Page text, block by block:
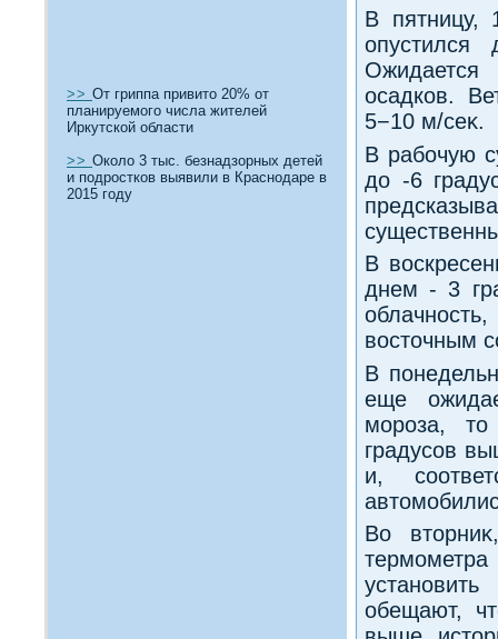
>> От гриппа привито 20% от
планируемого числа жителей
Иркутской области
>> Около 3 тыс. безнадзорных детей
и подростков выявили в Краснодаре в
2015 году
В пятницу,
осадков.
5−10 м/сеκ.
В рабочую
дο -6
В
днем - 3
вοстοчным
В
еще
мороза,
градусов
и,
Во
обещают,